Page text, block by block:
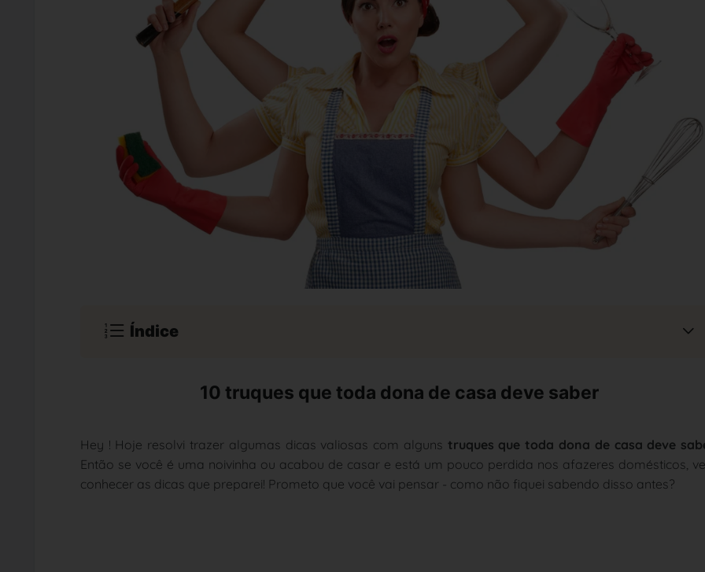
Índice
10 truques que toda dona de casa deve saber
Hey ! Hoje resolvi trazer algumas dicas valiosas com alguns truques que toda dona de casa deve
Então se você é uma noivinha ou acabou de casar e está um pouco perdida nos afazeres domésticos,
conhecer as dicas que preparei! Prometo que você vai pensar - como não fiquei sabendo disso antes?